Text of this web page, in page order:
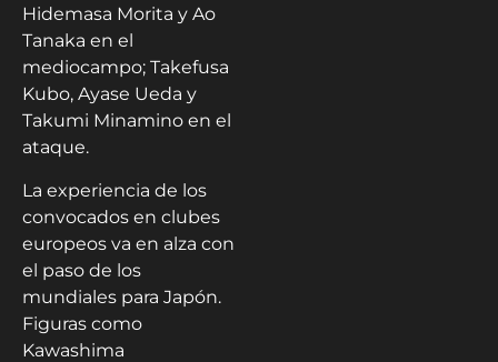
Hidemasa Morita y Ao
Tanaka en el
mediocampo; Takefusa
Kubo, Ayase Ueda y
Takumi Minamino en el
ataque.
La experiencia de los
convocados en clubes
europeos va en alza con
el paso de los
mundiales para Japón.
Figuras como
Kawashima